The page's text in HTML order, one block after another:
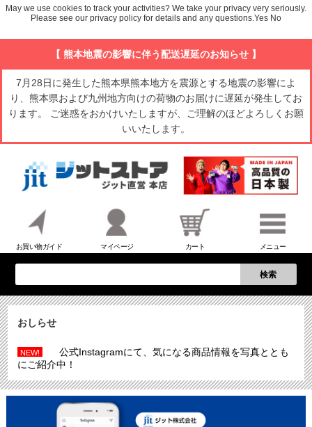
【 熊本地震の影響に伴う配送遅延のお知らせ 】
7月28日に発生した熊本県熊本地方を震源とする地震の影響によ
り、熊本県および九州地方向けの荷物のお届けに遅延が発生してお
ります。 ご迷惑をおかけいたしますが、ご理解のほどよろしくお願
いいたします。
お買い物ガイド マイページ カート メニュー
検索
おしらせ
NEW!
公式Instagramにて、気になる商品情報を写真ととも
にご紹介中！
May we use cookies to track your activities? We take your privacy very seriously.
Please see our privacy policy for details and any questions.Yes No